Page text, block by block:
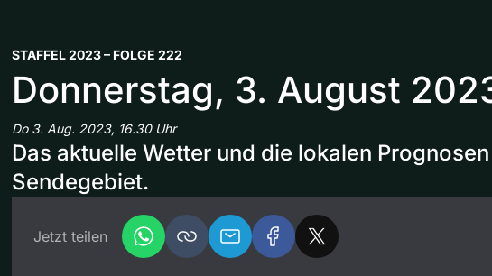
STAFFEL 2023 – FOLGE 222
Donnerstag, 3. August
Do 3. Aug. 2023, 16.30 Uhr
Das aktuelle Wetter und die lokalen
Sendegebiet.
Jetzt teilen